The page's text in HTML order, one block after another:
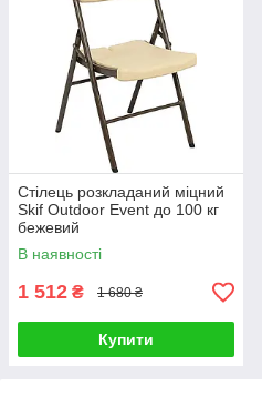
Стілець розкладаний міцний
Skif Outdoor Event до 100 кг
бежевий
В наявності
1 512 ₴ 1 680 ₴
Купити